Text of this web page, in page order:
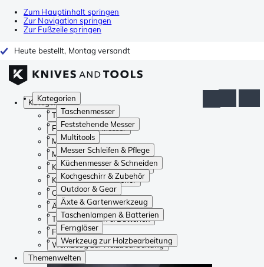
Zum Hauptinhalt springen
Zur Navigation springen
Zur Fußzeile springen
Heute bestellt, Montag versandt
Kategorien
Taschenmesser
Feststehende Messer
Multitools
Messer Schleifen & Pflege
Küchenmesser & Schneiden
Kochgeschirr & Zubehör
Outdoor & Gear
Äxte & Gartenwerkzeug
Taschenlampen & Batterien
Ferngläser
Werkzeug zur Holzbearbeitung
Kategorien
Taschenmesser
Feststehende Messer
Multitools
Messer Schleifen & Pflege
Küchenmesser & Schneiden
Kochgeschirr & Zubehör
Outdoor & Gear
Äxte & Gartenwerkzeug
Taschenlampen & Batterien
Ferngläser
Werkzeug zur Holzbearbeitung
Themenwelten